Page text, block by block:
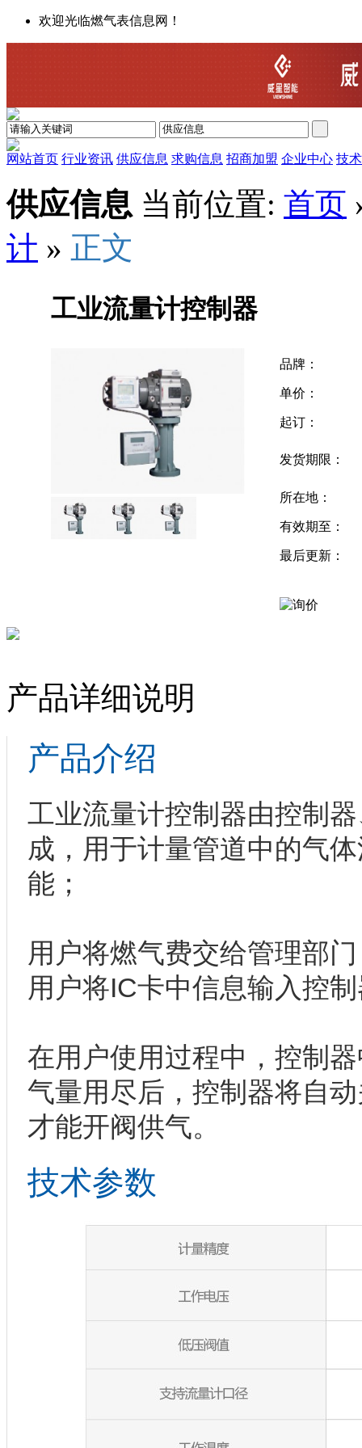
欢迎光临燃气表信息网！
网站首页 行业资讯 供应信息 求购信息 招商加盟 企业中心 技
供应信息 当前位置: 首页
计 » 正文
工业流量计控制器
品牌：
单价：
起订：
发货期限：
所在地：
有效期至：
最后更新：
产品详细说明
产品介绍
工业流量计控制器由控制
成，用于计量管道中的气
能；
用户将燃气费交给管理部
用户将IC卡中信息输入控
在用户使用过程中，控制
气量用尽后，控制器将自
才能开阀供气。
技术参数